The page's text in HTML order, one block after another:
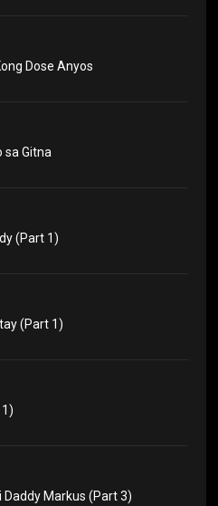
Dose Anyos
sa Gitna
(Part 1)
(Part 1)
Daddy Markus (Part 3)